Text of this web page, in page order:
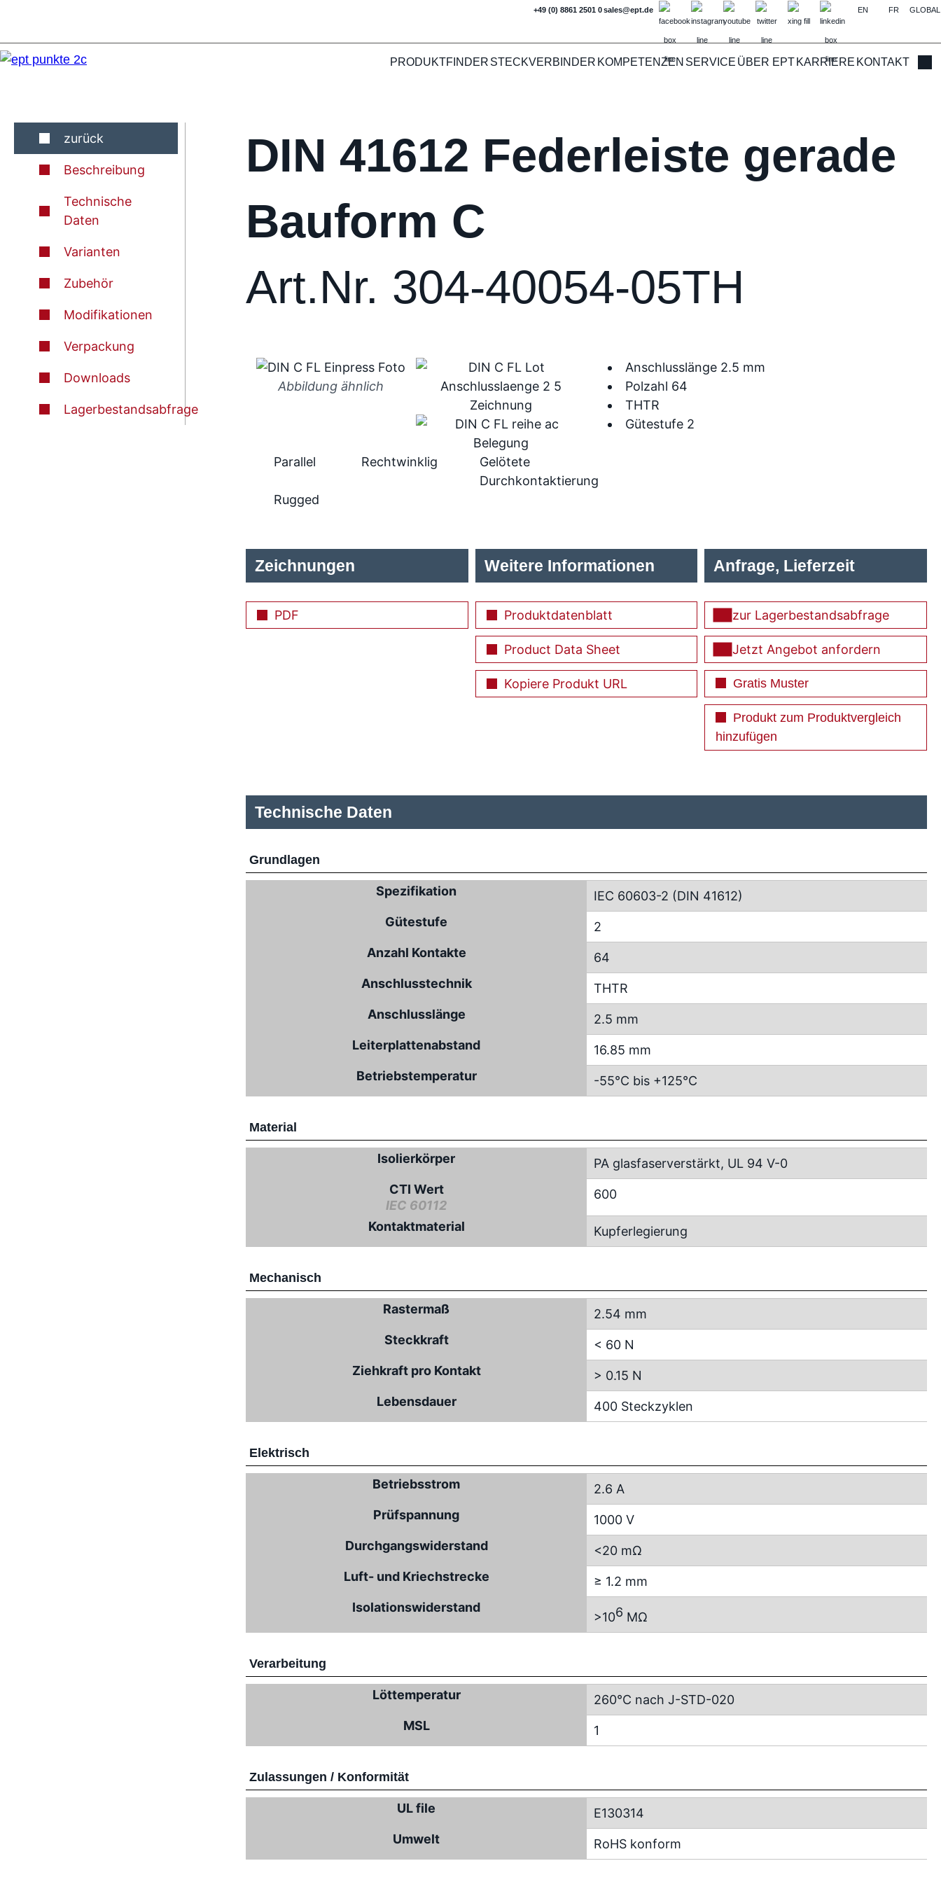
+49 (0) 8861 2501 0sales@ept.de EN FR GLOBAL
PRODUKTFINDER STECKVERBINDER KOMPETENZEN SERVICE ÜBER EPTKARRIERE KONTAKT
zurück
Beschreibung
Technische
Daten
Varianten
Zubehör
Modifikationen
Verpackung
Downloads
Lagerbestandsabfrage
DIN 41612 Federleiste gerade
Bauform C
Art.Nr. 304-40054-05TH
Abbildung ähnlich
Anschlusslänge 2.5 mm
Polzahl 64
THTR
Gütestufe 2
Parallel Rechtwinklig
Gelötete
Durchkontaktierung
Rugged
Zeichnungen
PDF
Weitere Informationen
Produktdatenblatt
Product Data Sheet
Kopiere Produkt URL
Anfrage, Lieferzeit
zur Lagerbestandsabfrage
Jetzt Angebot anfordern
Gratis Muster
Produkt zum Produktvergleich
hinzufügen
Technische Daten
Grundlagen
Spezifikation
IEC 60603-2 (DIN 41612)
Gütestufe
2
Anzahl Kontakte
64
Anschlusstechnik
THTR
Anschlusslänge
2.5 mm
Leiterplattenabstand
16.85 mm
Betriebstemperatur
-55°C bis +125°C
Material
Isolierkörper
PA glasfaserverstärkt, UL 94 V-0
CTI Wert
IEC 60112
600
Kontaktmaterial Kupferlegierung
Mechanisch
Rastermaß
2.54 mm
Steckkraft
< 60 N
Ziehkraft pro Kontakt
> 0.15 N
Lebensdauer
400 Steckzyklen
Elektrisch
Betriebsstrom
2.6 A
Prüfspannung
1000 V
Durchgangswiderstand
<20 mΩ
Luft- und Kriechstrecke
≥ 1.2 mm
Isolationswiderstand
>106 MΩ
Verarbeitung
Löttemperatur
260°C nach J-STD-020
MSL
1
Zulassungen / Konformität
UL file
E130314
Umwelt
RoHS konform